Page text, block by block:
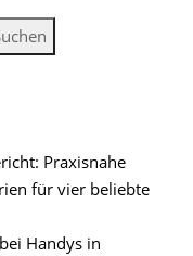
Praxisnahe
für vier beliebte
Handys in